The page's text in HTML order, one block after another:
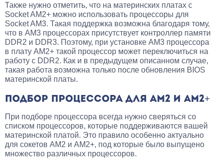
Также нужно отметить, что на материнских платах с
Socket AM2+ можно использовать процессоры для
Socket AM3. Такая поддержка возможна благодаря тому,
что в AM3 процессорах присутствует контроллер памяти
DDR2 и DDR3. Поэтому, при установке AM3 процессора
в плату AM2+ такой процессор может переключиться на
работу с DDR2. Как и в предыдущем описанном случае,
такая работа возможна только после обновления BIOS
материнской платы.
ПОДБОР ПРОЦЕССОРА ДЛЯ AM2 И AM2+
При подборе процессора всегда нужно сверяться со
списком процессоров, которые поддерживаются вашей
материнской платой. Это правило особенно актуально
для сокетов AM2 и AM2+, под которые было выпущено
множество различных процессоров.